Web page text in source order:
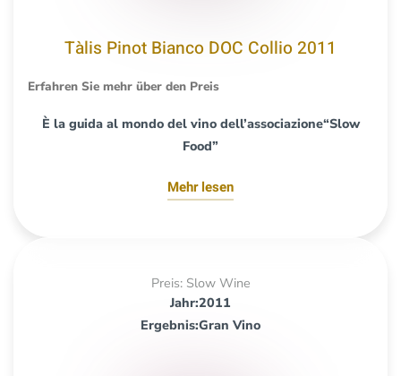
Tàlis Pinot Bianco DOC Collio 2011
Erfahren Sie mehr über den Preis
È la guida al mondo del vino dell’associazione“Slow
Food”
Mehr lesen
Preis: Slow Wine
Jahr:2011
Ergebnis:Gran Vino